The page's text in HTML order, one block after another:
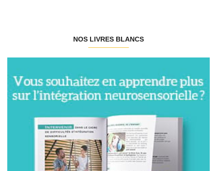
NOS LIVRES BLANCS